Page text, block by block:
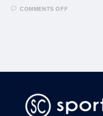
COMMENTS OFF